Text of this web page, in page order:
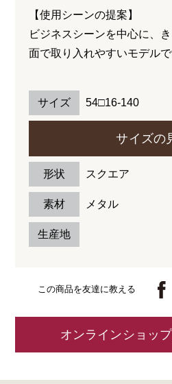
【使用シーンの提案】
ビジネスシーンを中心に、
面で取り入れやすいモデルで
サイズ 54□16-140
サイズの
形状 スクエア
素材 メタル
生産地
この商品を友達に教える
オンラインショッ